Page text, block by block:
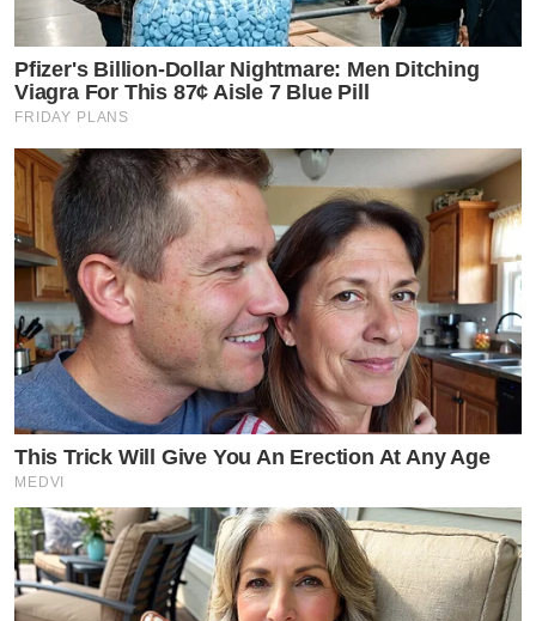
Pfizer's Billion-Dollar Nightmare: Men Ditching
Viagra For This 87¢ Aisle 7 Blue Pill
FRIDAY PLANS
This Trick Will Give You An Erection At Any Age
MEDVI